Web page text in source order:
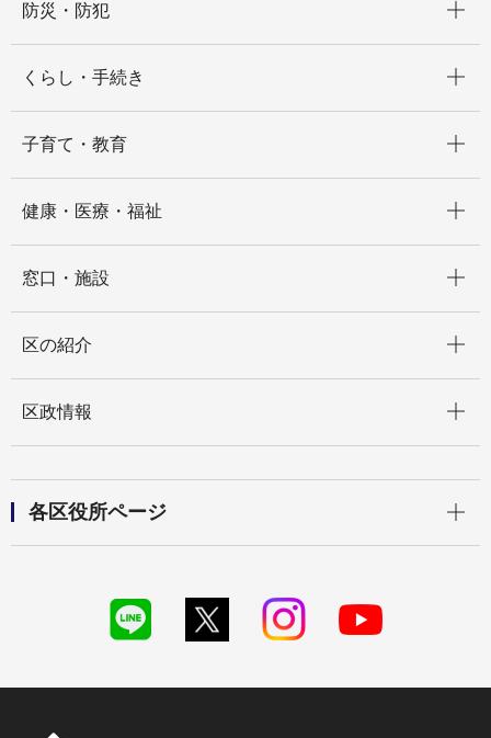
防災・防犯
くらし・手続き
子育て・教育
健康・医療・福祉
窓口・施設
区の紹介
区政情報
各区役所ページ